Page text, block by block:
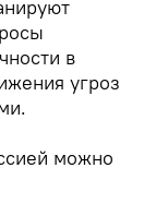
в
угроз
можно